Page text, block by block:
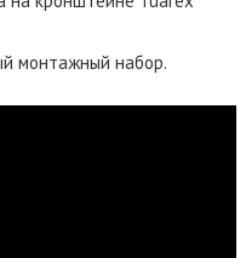
монтажный набор.